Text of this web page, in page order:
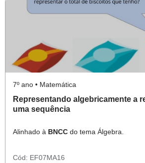
7º ano • Matemática
Representando algebricamente a
uma sequência
Alinhado à BNCC do tema Álgebra.
Cód: EF07MA16